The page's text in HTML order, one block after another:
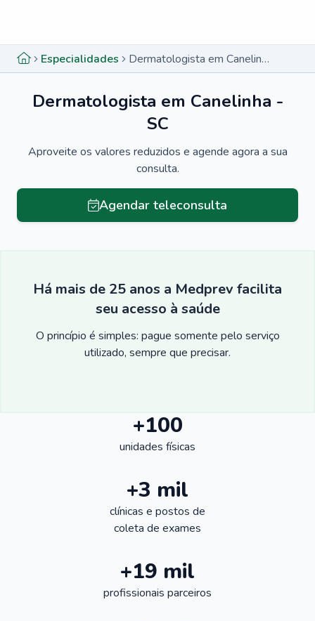
Especialidades Dermatologista em Canelinha - SC
Dermatologista em Canelinha -
SC
Aproveite os valores reduzidos e agende agora a sua
consulta.
Agendar teleconsulta
Há mais de 25 anos a Medprev facilita
seu acesso à saúde
O princípio é simples: pague somente pelo serviço
utilizado, sempre que precisar.
+100
unidades físicas
+3 mil
clínicas e postos de
coleta de exames
+19 mil
profissionais parceiros